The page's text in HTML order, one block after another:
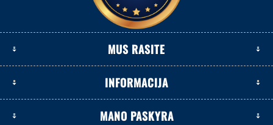
MUS RASITE
INFORMACIJA
MANO PASKYRA